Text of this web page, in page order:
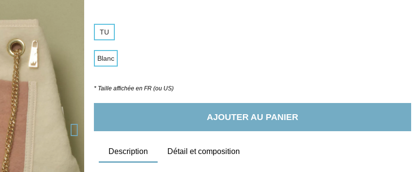
TU
Blanc
* Taille affichée en FR (ou US)
AJOUTER AU PANIER
Description Détail et composition